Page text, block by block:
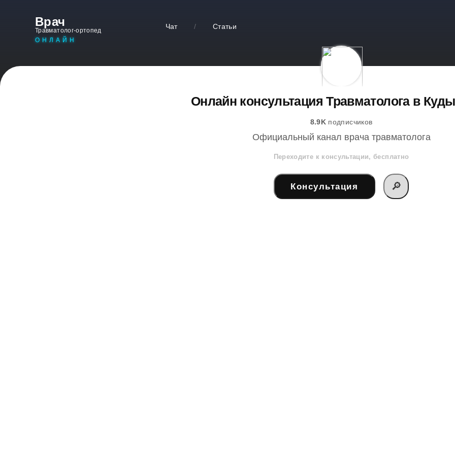
Врач
Травматолог-ортопед
ОНЛАЙН
Чат / Статьи
Онлайн консультация Травматолога в
8.9K подписчиков
Официальный канал врача травматолога
Переходите к консультации, бесплатно
Консультация 🔎